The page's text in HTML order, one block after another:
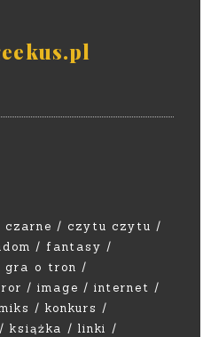
czarne
czytu czytu
fantasy
gra o tron
image
internet
konkurs
książka
linki